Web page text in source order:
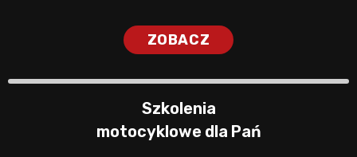
ZOBACZ
Szkolenia
motocyklowe dla Pań